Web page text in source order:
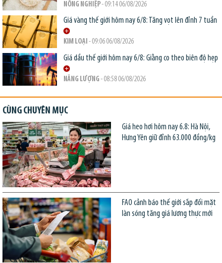
NÔNG NGHIỆP- 09:14 06/08/2026
Giá vàng thế giới hôm nay 6/8: Tăng vọt lên đỉnh 7 tuần
KIM LOẠI - 09:06 06/08/2026
Giá dầu thế giới hôm nay 6/8: Giằng co theo biên độ hẹp
NĂNG LƯỢNG - 08:58 06/08/2026
CÙNG CHUYÊN MỤC
Giá heo hơi hôm nay 6.8: Hà Nội,
Hưng Yên giữ đỉnh 63.000 đồng/kg
FAO cảnh báo thế giới sắp đối mặt
làn sóng tăng giá lương thực mới